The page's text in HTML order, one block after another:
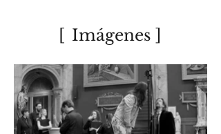
[ Imágenes ]